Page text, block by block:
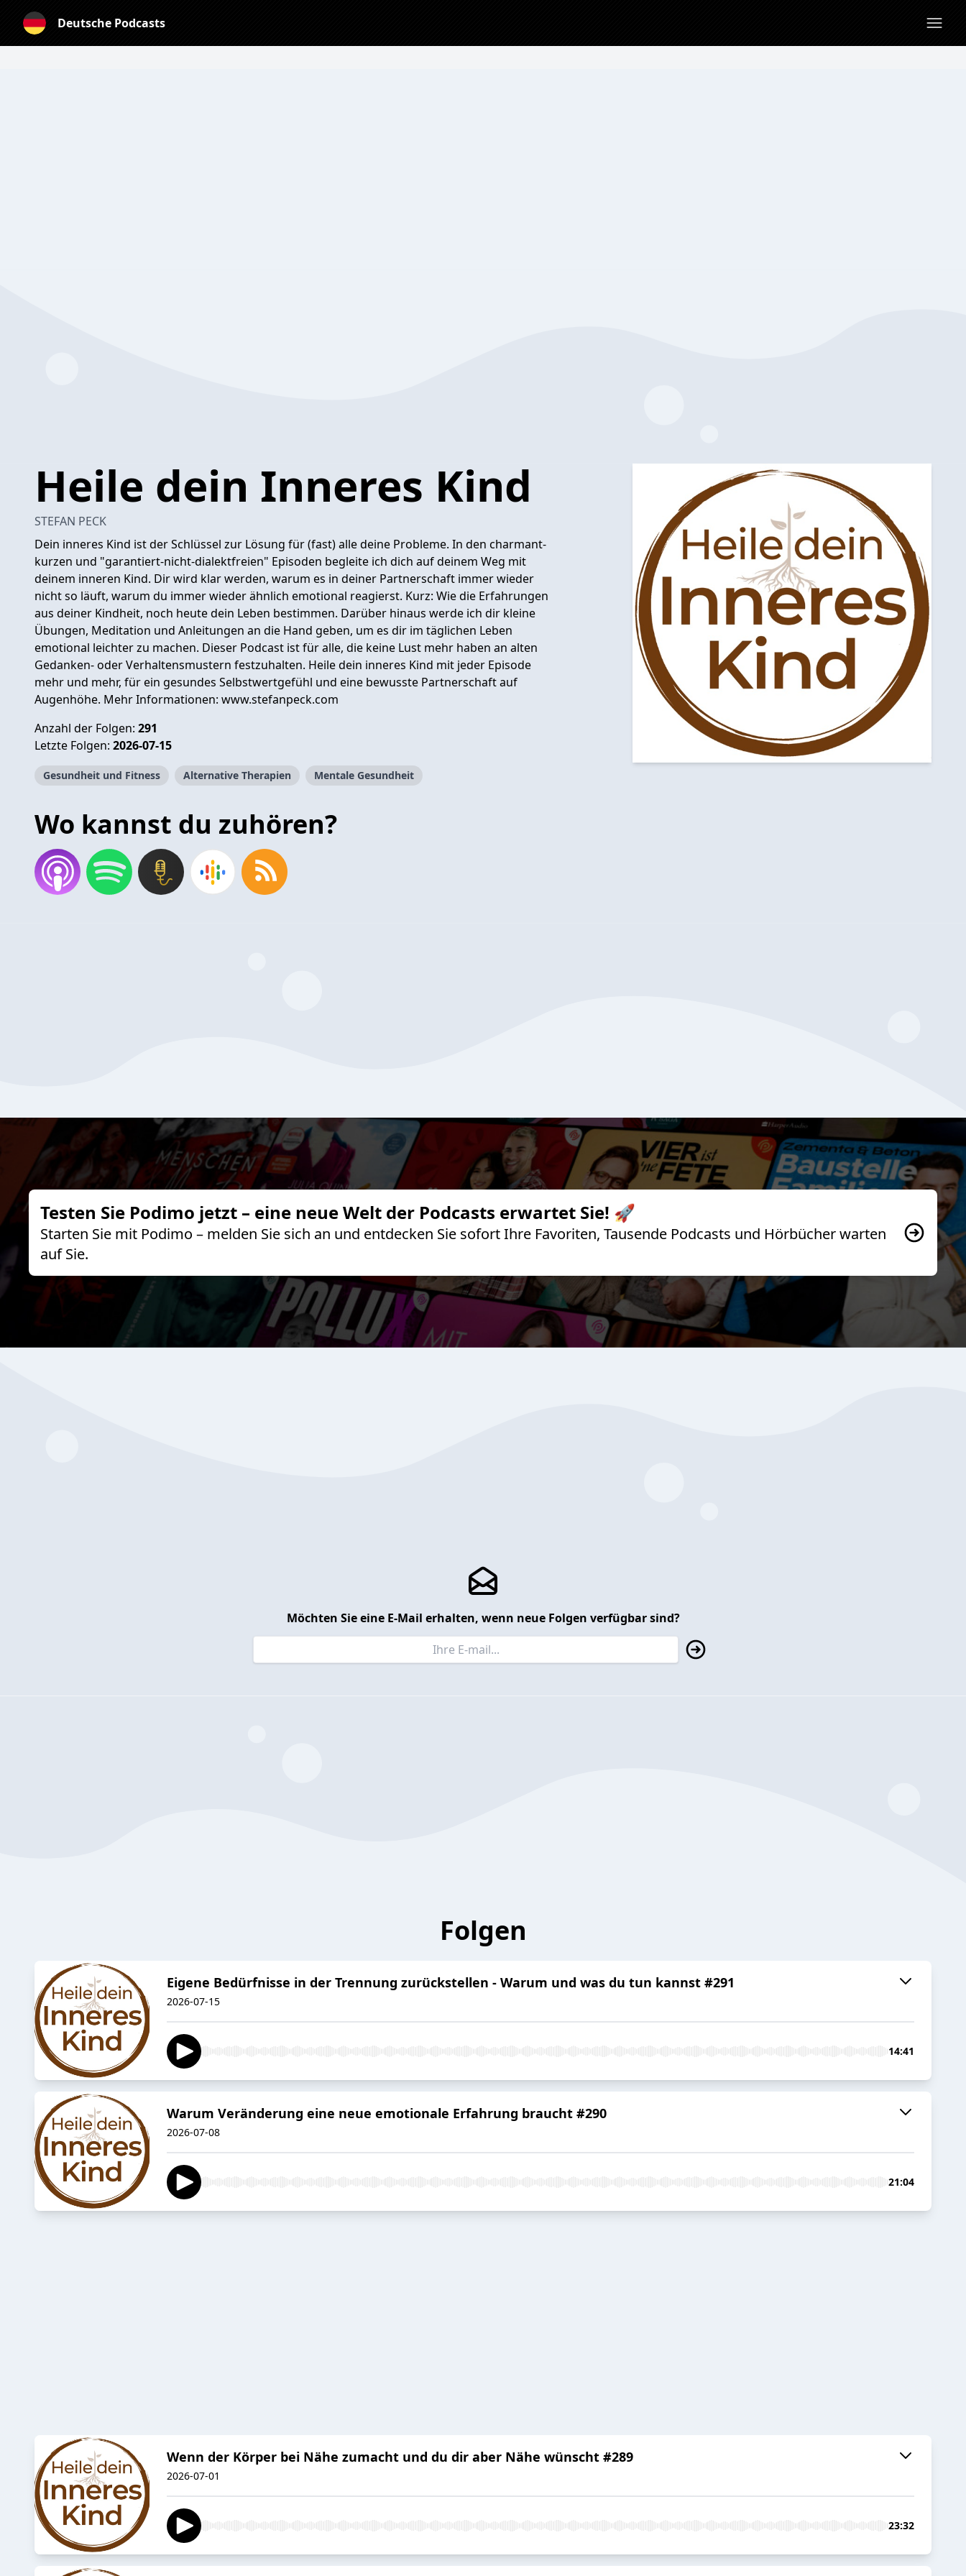
Deutsche Podcasts
Heile dein Inneres Kind
STEFAN PECK
Dein inneres Kind ist der Schlüssel zur Lösung für (fast) alle deine Probleme. In den charmant-
kurzen und "garantiert-nicht-dialektfreien" Episoden begleite ich dich auf deinem Weg mit
deinem inneren Kind. Dir wird klar werden, warum es in deiner Partnerschaft immer wieder
nicht so läuft, warum du immer wieder ähnlich emotional reagierst. Kurz: Wie die Erfahrungen
aus deiner Kindheit, noch heute dein Leben bestimmen. Darüber hinaus werde ich dir kleine
Übungen, Meditation und Anleitungen an die Hand geben, um es dir im täglichen Leben
emotional leichter zu machen. Dieser Podcast ist für alle, die keine Lust mehr haben an alten
Gedanken- oder Verhaltensmustern festzuhalten. Heile dein inneres Kind mit jeder Episode
mehr und mehr, für ein gesundes Selbstwertgefühl und eine bewusste Partnerschaft auf
Augenhöhe. Mehr Informationen: www.stefanpeck.com
Anzahl der Folgen: 291
Letzte Folgen: 2026-07-15
Gesundheit und Fitness Alternative Therapien Mentale Gesundheit
Wo kannst du zuhören?
Testen Sie Podimo jetzt – eine neue Welt der Podcasts erwartet Sie! 🚀
Starten Sie mit Podimo – melden Sie sich an und entdecken Sie sofort Ihre Favoriten, Tausende Podcasts und Hörbücher warten
auf Sie.
Möchten Sie eine E-Mail erhalten, wenn neue Folgen verfügbar sind?
Folgen
Eigene Bedürfnisse in der Trennung zurückstellen - Warum und was du tun kannst #291
2026-07-15
14:41
Warum Veränderung eine neue emotionale Erfahrung braucht #290
2026-07-08
21:04
Wenn der Körper bei Nähe zumacht und du dir aber Nähe wünscht #289
2026-07-01
23:32